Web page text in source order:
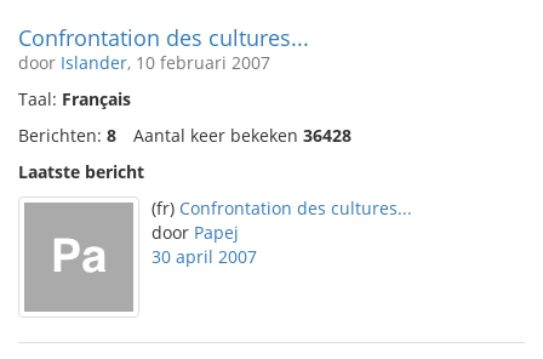
Confrontation des cultures...
door Islander, 10 februari 2007
Taal: Français
Berichten: 8 Aantal keer bekeken 36428
Laatste bericht
(fr) Confrontation des cultures...
door Papej
30 april 2007